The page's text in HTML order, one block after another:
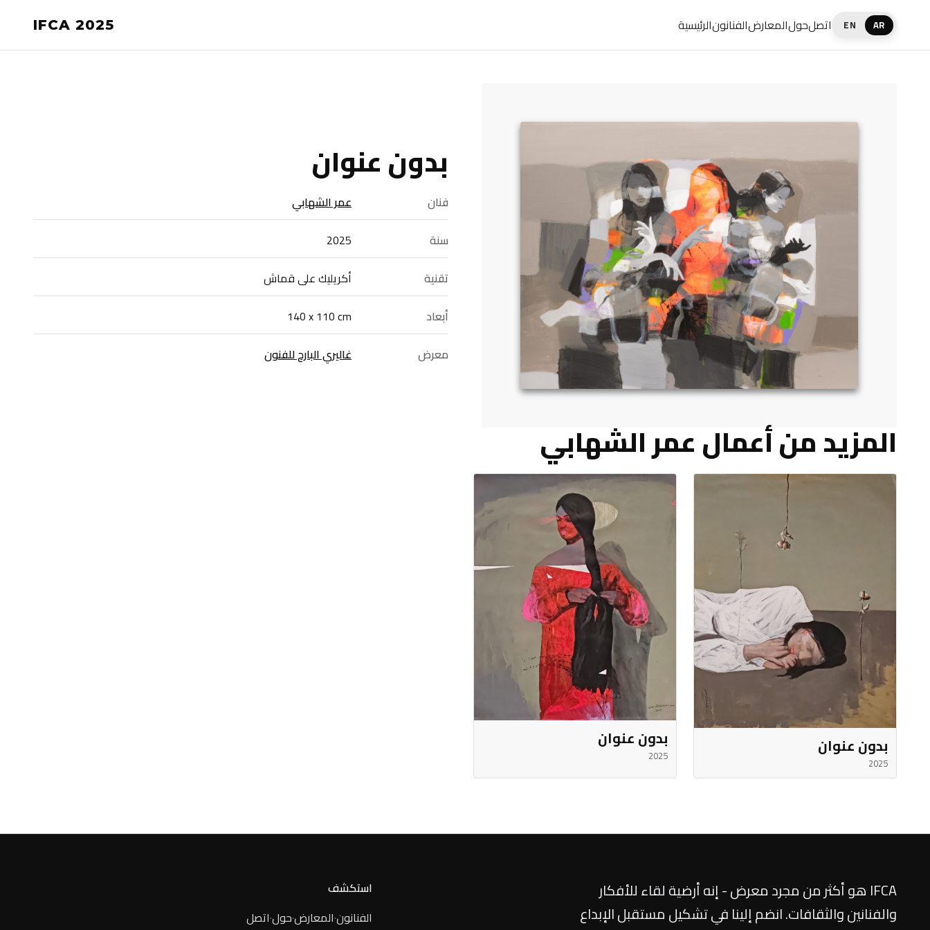
IFCA 2025 الرئيسيةالفنانونالمعارضحولاتصل EN AR
بدون عنوان
فنان
عمر الشهابي
سنة
2025
تقنية
أكريليك على قماش
أبعاد
140 x 110 cm
معرض
غاليري البارح للفنون
المزيد من أعمال عمر الشهابي
بدون عنوان
2025
بدون عنوان
2025
IFCA هو أكثر من مجرد معرض - إنه أرضية لقاء للأفكار
والفنانين والثقافات. انضم إلينا في تشكيل مستقبل الإبداع
استكشف
الفنانون·المعارض·حول·اتصل